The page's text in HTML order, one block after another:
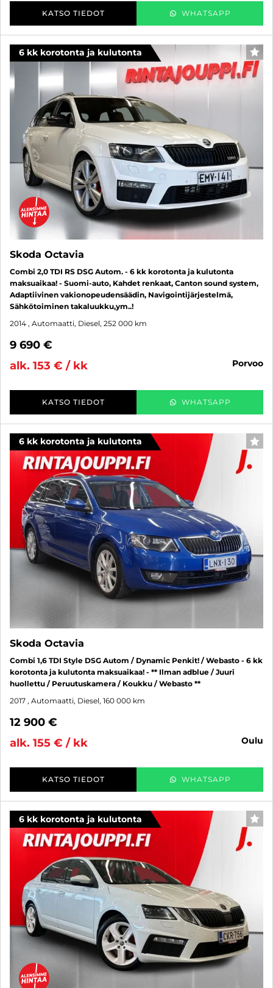
KATSO TIEDOT WHATSAPP
6 kk korotonta ja kulutonta
Skoda Octavia
Combi 2,0 TDI RS DSG Autom. - 6 kk korotonta ja kulutonta
maksuaikaa! - Suomi-auto, Kahdet renkaat, Canton sound system,
Adaptiivinen vakionopeudensäädin, Navigointijärjestelmä,
Sähkötoiminen takaluukku,ym..!
2014 , Automaatti, Diesel, 252 000 km
9 690 €
alk. 153 € / kk
porvoo
KATSO TIEDOT WHATSAPP
6 kk korotonta ja kulutonta
Skoda Octavia
Combi 1,6 TDI Style DSG Autom / Dynamic Penkit! / Webasto - 6 kk
korotonta ja kulutonta maksuaikaa! - ** Ilman adblue / Juuri
huollettu / Peruutuskamera / Koukku / Webasto **
2017 , Automaatti, Diesel, 160 000 km
12 900 €
alk. 155 € / kk
oulu
KATSO TIEDOT WHATSAPP
6 kk korotonta ja kulutonta